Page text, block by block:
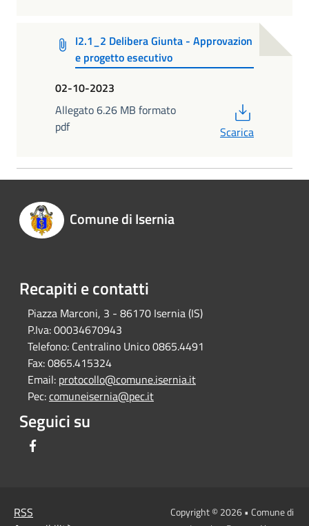
I2.1_2 Delibera Giunta - Approvazion
e progetto esecutivo
02-10-2023
Allegato 6.26 MB formato
pdf
Scarica
Comune di Isernia
Recapiti e contatti
Piazza Marconi, 3 - 86170 Isernia (IS)
P.Iva:00034670943
Telefono: Centralino Unico 0865.4491
Fax:0865.415324
Email: protocollo@comune.isernia.it
Pec:comuneisernia@pec.it
Seguici su
RSS
Copyright © 2026 • Comune di